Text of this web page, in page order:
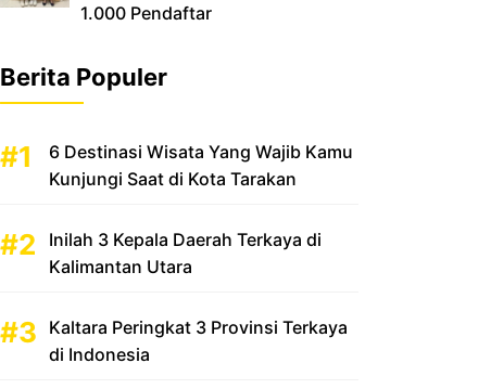
1.000 Pendaftar
Berita Populer
6 Destinasi Wisata Yang Wajib Kamu
Kunjungi Saat di Kota Tarakan
Inilah 3 Kepala Daerah Terkaya di
Kalimantan Utara
Kaltara Peringkat 3 Provinsi Terkaya
di Indonesia